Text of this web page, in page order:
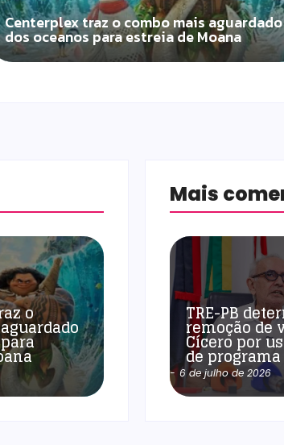
Centerplex traz o combo mais aguardado
dos oceanos para estreia de Moana
o
Mais
TRE-PB
remoção de
Cícero por
de
- 6 de julho de 2026